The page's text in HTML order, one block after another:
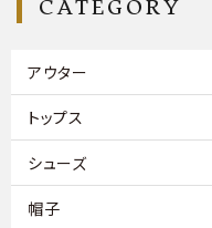
CATEGORY
アウター
トップス
シューズ
帽子